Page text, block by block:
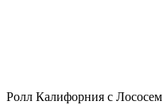
Ролл Калифорния с Лососем